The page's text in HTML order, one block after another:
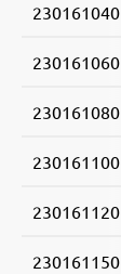
230161040
230161060
230161080
230161100
230161120
230161150